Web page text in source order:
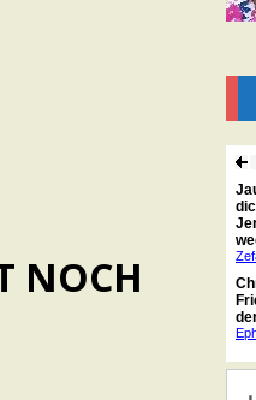
NOCH